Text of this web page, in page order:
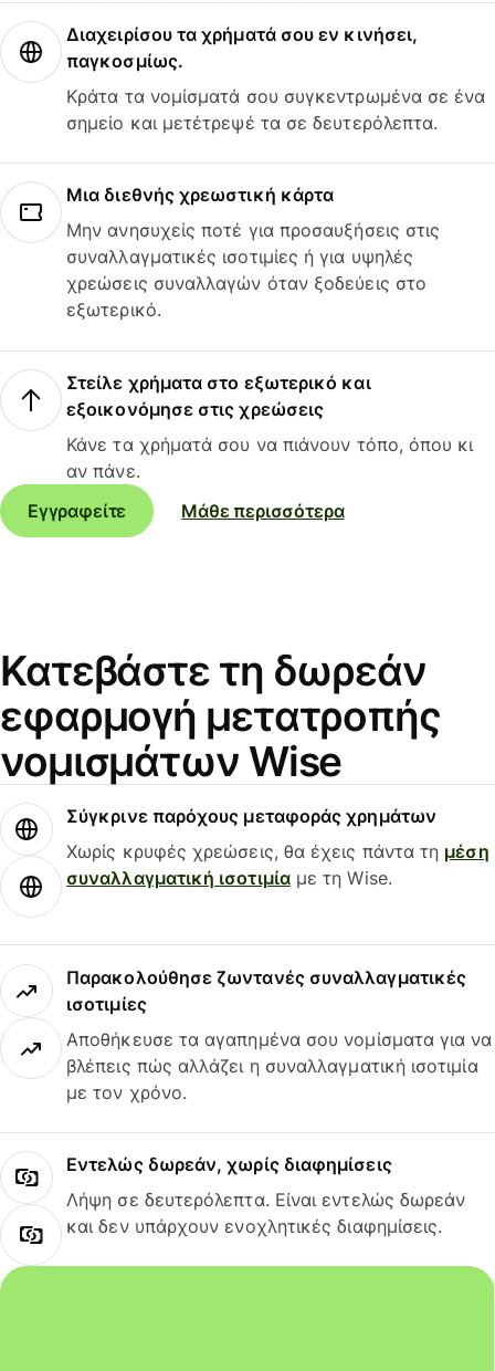
Διαχειρίσου τα χρήματά σου εν κινήσει,
παγκοσμίως.
Κράτα τα νομίσματά σου συγκεντρωμένα σε ένα
σημείο και μετέτρεψέ τα σε δευτερόλεπτα.
Μια διεθνής χρεωστική κάρτα
Μην ανησυχείς ποτέ για προσαυξήσεις στις
συναλλαγματικές ισοτιμίες ή για υψηλές
χρεώσεις συναλλαγών όταν ξοδεύεις στο
εξωτερικό.
Στείλε χρήματα στο εξωτερικό και
εξοικονόμησε στις χρεώσεις
Κάνε τα χρήματά σου να πιάνουν τόπο, όπου κι
αν πάνε.
Εγγραφείτε
Μάθε περισσότερα
Κατεβάστε τη δωρεάν
εφαρμογή μετατροπής
νομισμάτων Wise
Σύγκρινε παρόχους μεταφοράς χρημάτων
Χωρίς κρυφές χρεώσεις, θα έχεις πάντα τη μέση
συναλλαγματική ισοτιμίαμε τη Wise.
Παρακολούθησε ζωντανές συναλλαγματικές
ισοτιμίες
Αποθήκευσε τα αγαπημένα σου νομίσματα για να
βλέπεις πώς αλλάζει η συναλλαγματική ισοτιμία
με τον χρόνο.
Εντελώς δωρεάν, χωρίς διαφημίσεις
Λήψη σε δευτερόλεπτα. Είναι εντελώς δωρεάν
και δεν υπάρχουν ενοχλητικές διαφημίσεις.